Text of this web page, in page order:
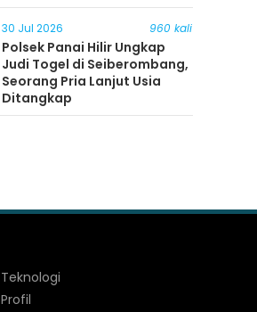
30 Jul 2026 960 kali
Polsek Panai Hilir Ungkap
Judi Togel di Seiberombang,
Seorang Pria Lanjut Usia
Ditangkap
Teknologi
Profil